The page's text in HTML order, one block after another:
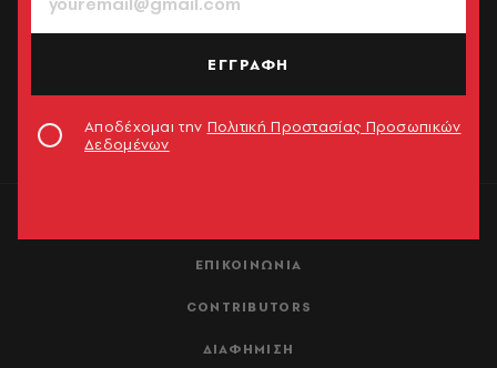
ΕΠΙΚΟΙΝΩΝΙΑ
CONTRIBUTORS
ΔΙΑΦΗΜΙΣΗ
Αποδέχομαι τηνΠολιτική Προστασίας Προσωπικών
ΕΓΓΡΑΦΗ
Αποδέχομαι την Πολιτική Προστασίας Προσωπικών
Δεδομένων